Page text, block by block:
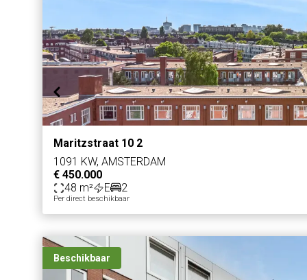
Maritzstraat 10 2
1091 KW, AMSTERDAM
€ 450.000
48 m²
E 2
Per direct beschikbaar
Beschikbaar